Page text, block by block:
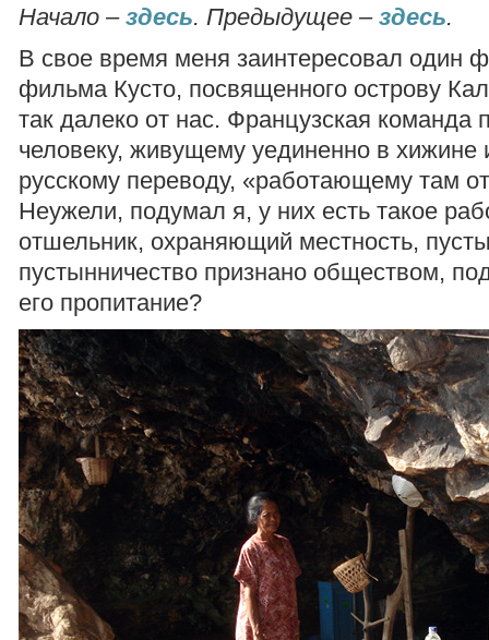
Начало – здесь. Предыдущее – здесь.
В свое время меня заинтересовал один
фильма Кусто, посвященного острову
так далеко от нас. Французская команда
человеку, живущему уединенно в хижине
русскому переводу, «работающему там
Неужели, подумал я, у них есть такое
отшельник, охраняющий местность,
пустынничество признано обществом,
его пропитание?